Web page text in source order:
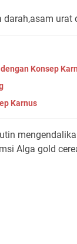
urat
Konsep
Karnus
Alga gold